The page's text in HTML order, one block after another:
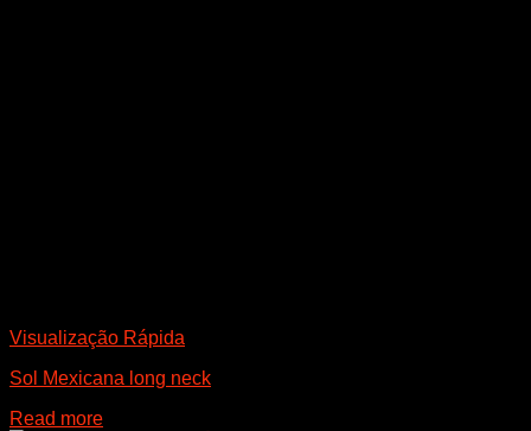
Visualização Rápida
Sol Mexicana long neck
Read more